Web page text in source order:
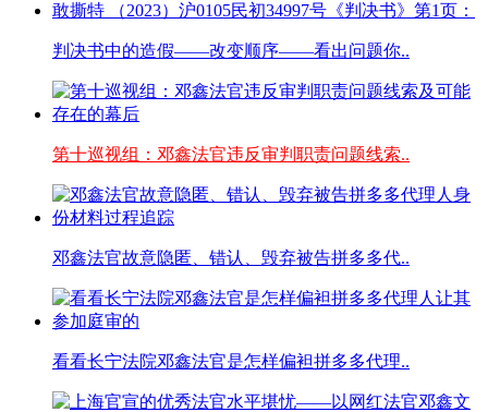
判决书中的造假——改变顺序——看出问题你..
第十巡视组：邓鑫法官违反审判职责问题线索..
邓鑫法官故意隐匿、错认、毁弃被告拼多多代..
看看长宁法院邓鑫法官是怎样偏袒拼多多代理..